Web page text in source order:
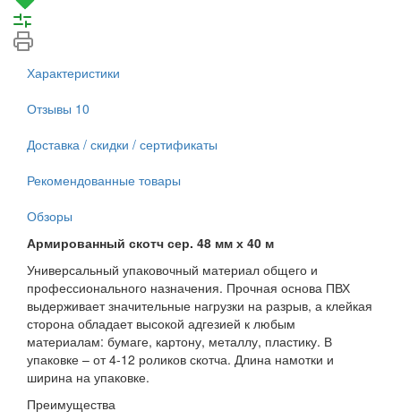
Характеристики
Отзывы 10
Доставка / скидки / сертификаты
Рекомендованные товары
Обзоры
Армированный скотч сер. 48 мм х 40 м
Универсальный упаковочный материал общего и
профессионального назначения. Прочная основа ПВХ
выдерживает значительные нагрузки на разрыв, а клейкая
сторона обладает высокой адгезией к любым
материалам: бумаге, картону, металлу, пластику. В
упаковке – от 4-12 роликов скотча. Длина намотки и
ширина на упаковке.
Преимущества